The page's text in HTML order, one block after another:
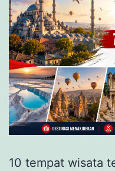
10 tempat wisata